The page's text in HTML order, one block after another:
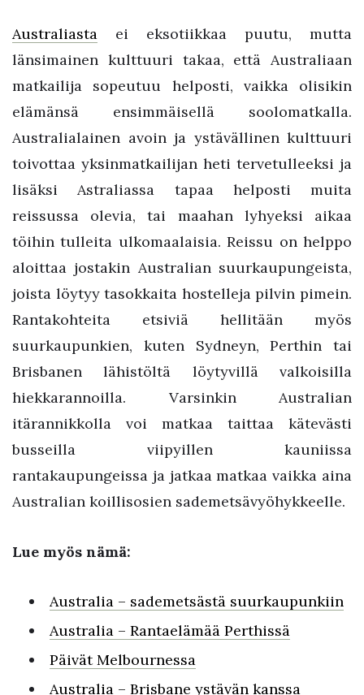
Australiasta ei eksotiikkaa puutu, mutta
länsimainen kulttuuri takaa, että Australiaan
matkailija sopeutuu helposti, vaikka olisikin
elämänsä ensimmäisellä soolomatkalla.
Australialainen avoin ja ystävällinen kulttuuri
toivottaa yksinmatkailijan heti tervetulleeksi ja
lisäksi Astraliassa tapaa helposti muita
reissussa olevia, tai maahan lyhyeksi aikaa
töihin tulleita ulkomaalaisia. Reissu on helppo
aloittaa jostakin Australian suurkaupungeista,
joista löytyy tasokkaita hostelleja pilvin pimein.
Rantakohteita etsiviä hellitään myös
suurkaupunkien, kuten Sydneyn, Perthin tai
Brisbanen lähistöltä löytyvillä valkoisilla
hiekkarannoilla. Varsinkin Australian
itärannikkolla voi matkaa taittaa kätevästi
busseilla viipyillen kauniissa
rantakaupungeissa ja jatkaa matkaa vaikka aina
Australian koillisosien sademetsävyöhykkeelle.
Lue myös nämä:
Australia – sademetsästä suurkaupunkiin
Australia – Rantaelämää Perthissä
Päivät Melbournessa
Australia – Brisbane ystävän kanssa